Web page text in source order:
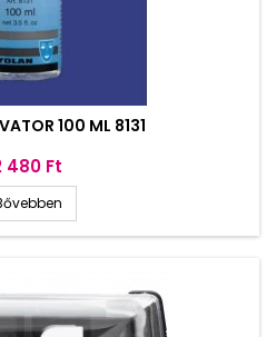
100 ML 8131
480 Ft